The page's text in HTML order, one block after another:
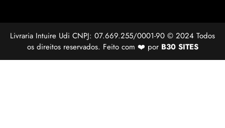
Livraria Intuire Udi CNPJ: 07.669.255/0001-90 © 2024 Todos
os direitos reservados. Feito com ❤️ por B30 SITES